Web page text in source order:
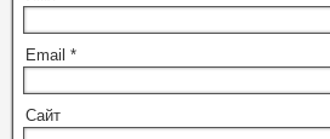
Email *
Сайт